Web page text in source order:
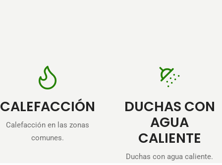
CALEFACCIÓN
Calefacción en las zonas
comunes.
DUCHAS CON
AGUA
CALIENTE
Duchas con agua caliente.